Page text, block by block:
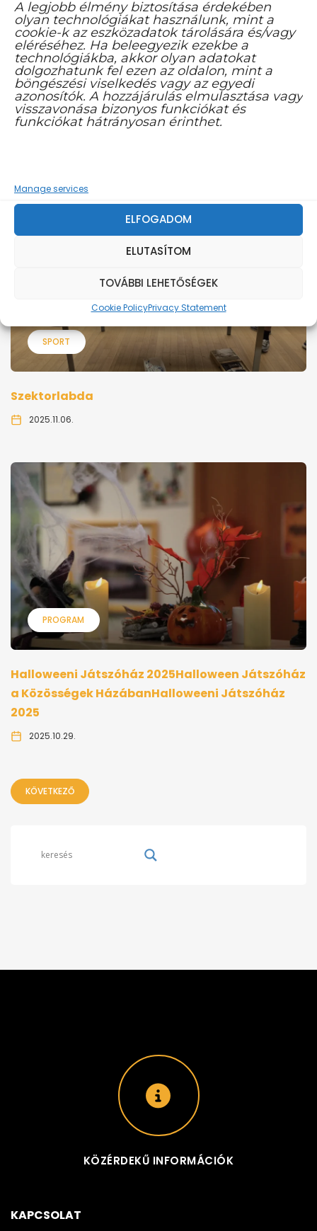
A legjobb élmény biztosítása érdekében
olyan technológiákat használunk, mint a
cookie-k az eszközadatok tárolására és/vagy
eléréséhez. Ha beleegyezik ezekbe a
technológiákba, akkor olyan adatokat
dolgozhatunk fel ezen az oldalon, mint a
böngészési viselkedés vagy az egyedi
azonosítók. A hozzájárulás elmulasztása vagy
visszavonása bizonyos funkciókat és
funkciókat hátrányosan érinthet.
Manage services
ELFOGADOM
ELUTASÍTOM
TOVÁBBI LEHETŐSÉGEK
Cookie PolicyPrivacy Statement
HÍR SPORT
Szektorlabda
SPORT
Szektorlabda
2025.11.06.
PROGRAM
Halloweeni Játszóház 2025Halloween Játszóház
a Közösségek HázábanHalloweeni Játszóház
2025
2025.10.29.
KÖVETKEZŐ
KÖZÉRDEKŰ INFORMÁCIÓK
KAPCSOLAT